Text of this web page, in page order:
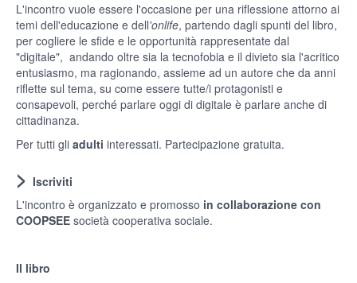
L'incontro vuole essere l'occasione per una riflessione attorno ai
temi dell'educazione e dell'onlife, partendo dagli spunti del libro,
per cogliere le sfide e le opportunità rappresentate dal
"digitale", andando oltre sia la tecnofobia e il divieto sia l'acritico
entusiasmo, ma ragionando, assieme ad un autore che da anni
riflette sul tema, su come essere tutte/i protagonisti e
consapevoli, perché parlare oggi di digitale è parlare anche di
cittadinanza.
Per tutti gli adulti interessati. Partecipazione gratuita.
> Iscriviti
L'incontro è organizzato e promosso in collaborazione con
COOPSEE società cooperativa sociale.
Il libro